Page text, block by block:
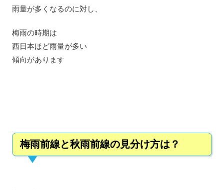
雨量が多くなるのに対し、
梅雨の時期は
西日本ほど雨量が多い
傾向があります
梅雨前線と秋雨前線の見分け方は？